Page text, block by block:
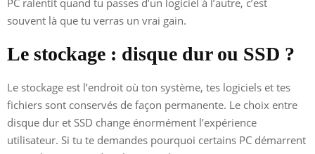
souvent là que tu verras un vrai gain.
Le stockage : disque dur ou SSD ?
Le stockage est l’endroit où ton système, tes logiciels et tes
fichiers sont conservés de façon permanente. Le choix entre
disque dur et SSD change énormément l’expérience
utilisateur. Si tu te demandes pourquoi certains PC démarrent